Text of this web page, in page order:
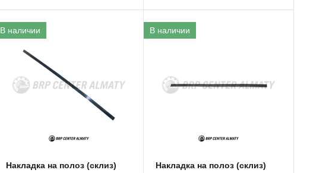
В наличии
Накладка на полоз (склиз)
В наличии
Накладка на полоз (склиз)